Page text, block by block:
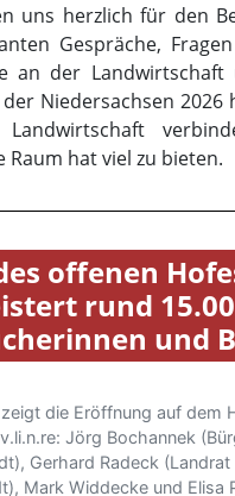
offenen
rund
und
v.li.n.re: Jörg Bochannek
Gerhard Radeck (Landrat
Mark Widdecke und Elisa
Landvolk
Wilhelm
Landvolk
Besucherinnen